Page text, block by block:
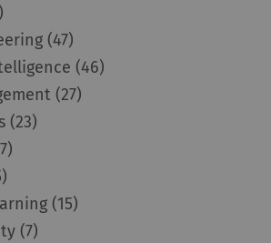
(47)
(46)
(27)
(23)
(15)
(7)